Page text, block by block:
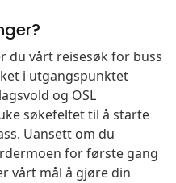
du vårt reisesøk for buss
i utgangspunktet
og OSL
søkefeltet til å starte
Uansett om du
for første gang
vårt mål å gjøre din